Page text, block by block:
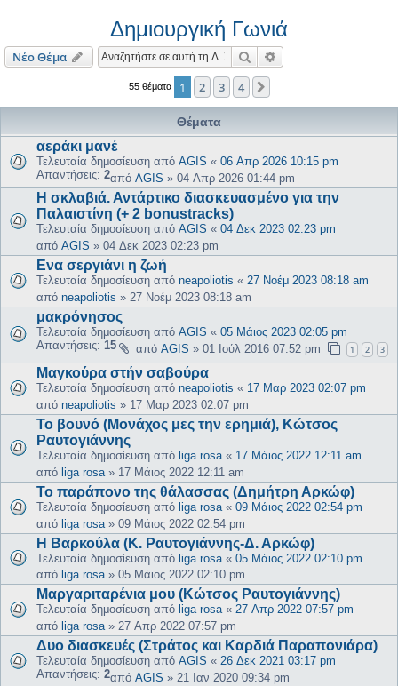
Δημιουργική Γωνιά
Νέο Θέμα Αναζήτηση
55 θέματα 1 2 3 4
Θέματα
αεράκι μανέ
Τελευταία δημοσίευση από AGIS « 06 Απρ 2026 10:15 pm
Απαντήσεις: 2από AGIS » 04 Απρ 2026 01:44 pm
Η σκλαβιά. Αντάρτικο διασκευασμένο για την
Παλαιστίνη (+ 2 bonustracks)
Τελευταία δημοσίευση από AGIS « 04 Δεκ 2023 02:23 pm
από AGIS » 04 Δεκ 2023 02:23 pm
Ενα σεργιάνι η ζωή
Τελευταία δημοσίευση από neapoliotis « 27 Νοέμ 2023 08:18 am
από neapoliotis » 27 Νοέμ 2023 08:18 am
μακρόνησος
Τελευταία δημοσίευση από AGIS « 05 Μάιος 2023 02:05 pm
Απαντήσεις: 15 από AGIS » 01 Ιούλ 2016 07:52 pm 1 2 3
Μαγκούρα στήν σαβούρα
Τελευταία δημοσίευση από neapoliotis « 17 Μαρ 2023 02:07 pm
από neapoliotis » 17 Μαρ 2023 02:07 pm
Το βουνό (Μονάχος μες την ερημιά), Κώτσος
Ραυτογιάννης
Τελευταία δημοσίευση από liga rosa « 17 Μάιος 2022 12:11 am
από liga rosa » 17 Μάιος 2022 12:11 am
Το παράπονο της θάλασσας (Δημήτρη Αρκώφ)
Τελευταία δημοσίευση από liga rosa « 09 Μάιος 2022 02:54 pm
από liga rosa » 09 Μάιος 2022 02:54 pm
Η Βαρκούλα (Κ. Ραυτογιάννης-Δ. Αρκώφ)
Τελευταία δημοσίευση από liga rosa « 05 Μάιος 2022 02:10 pm
από liga rosa» 05 Μάιος 2022 02:10 pm
Μαργαριταρένια μου (Κώτσος Ραυτογιάννης)
Τελευταία δημοσίευση από liga rosa« 27 Απρ 2022 07:57 pm
από liga rosa» 27 Απρ 2022 07:57 pm
Δυο διασκευές (Στράτος και Καρδιά Παραπονιάρα)
Τελευταία δημοσίευση από AGIS « 26 Δεκ 2021 03:17 pm
Απαντήσεις: 2από AGIS » 21 Ιαν 2020 09:34 pm